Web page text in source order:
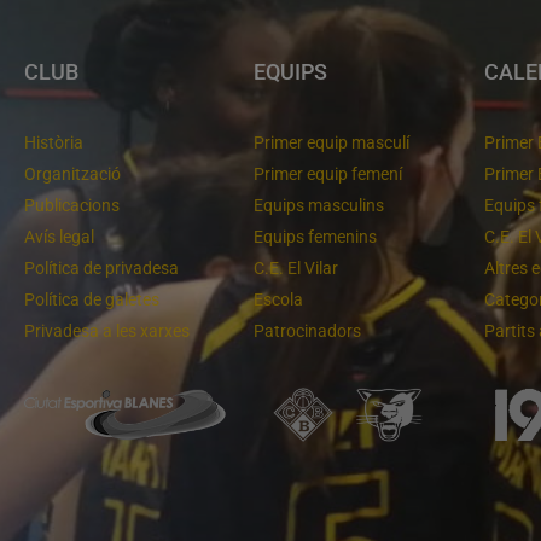
CLUB
Història
Organització
Publicacions
Avís legal
Política de privadesa
Política de galetes
Privadesa a les xarxes
EQUIPS
Primer equip masculí
Primer equip femení
Equips masculins
Equips femenins
C.E. El Vilar
Escola
Patrocinadors
Primer
Primer
Equips
C.E. El
Altres
Partits
pel primer lloc Molt bona imatge de l'equip